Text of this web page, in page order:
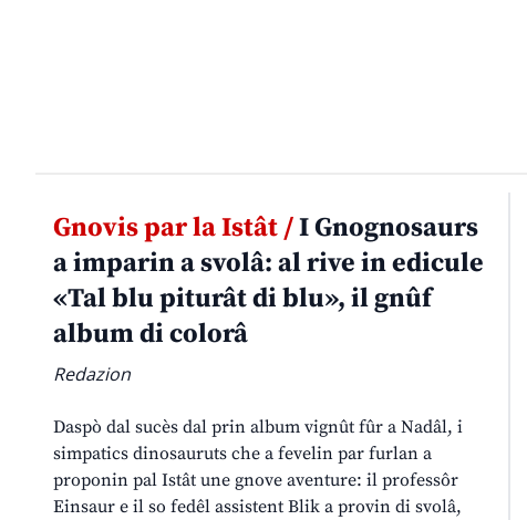
Gnovis par la Istât /I Gnognosaurs
a imparin a svolâ: al rive in edicule
«Tal blu piturât di blu», il gnûf
album di colorâ
Redazion
Daspò dal sucès dal prin album vignût fûr a Nadâl, i
simpatics dinosauruts che a fevelin par furlan a
proponin pal Istât une gnove aventure: il professôr
Einsaur e il so fedêl assistent Blik a provin di svolâ,